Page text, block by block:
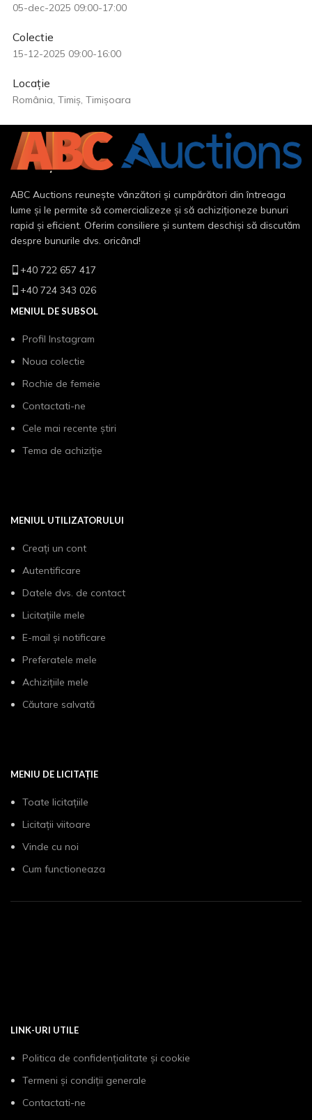
05-dec-2025 09:00-17:00
Colectie
15-12-2025 09:00-16:00
Locație
România, Timiș, Timișoara
ABC Auctions reunește vânzători și cumpărători din întreaga
lume și le permite să comercializeze și să achiziționeze bunuri
rapid și eficient. Oferim consiliere și suntem deschiși să discutăm
despre bunurile dvs. oricând!
+40 722 657 417
+40 724 343 026
MENIUL DE SUBSOL
Profil Instagram
Noua colectie
Rochie de femeie
Contactati-ne
Cele mai recente știri
Tema de achiziție
MENIUL UTILIZATORULUI
Creați un cont
Autentificare
Datele dvs. de contact
Licitațiile mele
E-mail și notificare
Preferatele mele
Achizițiile mele
Căutare salvată
MENIU DE LICITAȚIE
Toate licitațiile
Licitații viitoare
Vinde cu noi
Cum functioneaza
LINK-URI UTILE
Politica de confidențialitate și cookie
Termeni și condiții generale
Contactati-ne